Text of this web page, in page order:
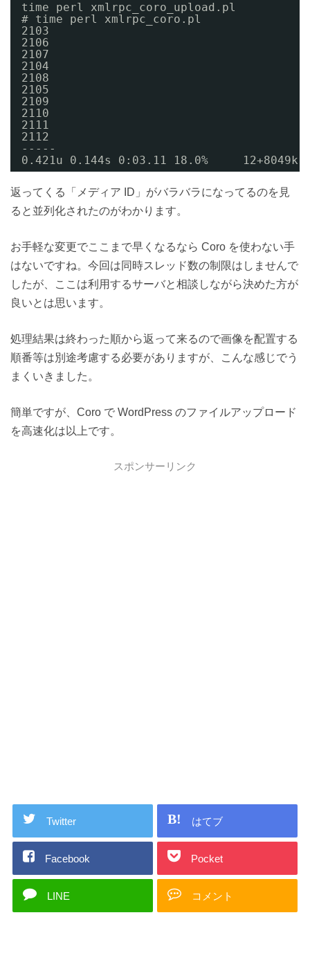
time perl xmlrpc_coro_upload.pl
# time perl xmlrpc_coro.pl
2103
2106
2107
2104
2108
2105
2109
2110
2111
2112
-----
0.421u 0.144s 0:03.11 18.0%     12+8049k
返ってくる「メディア ID」がバラバラになってるのを見
ると並列化されたのがわかります。
お手軽な変更でここまで早くなるなら Coro を使わない手
はないですね。今回は同時スレッド数の制限はしませんで
したが、ここは利用するサーバと相談しながら決めた方が
良いとは思います。
処理結果は終わった順から返って来るので画像を配置する
順番等は別途考慮する必要がありますが、こんな感じでう
まくいきました。
簡単ですが、Coro で WordPress のファイルアップロード
を高速化は以上です。
スポンサーリンク
Twitter はてブ
Facebook Pocket
LINE コメント